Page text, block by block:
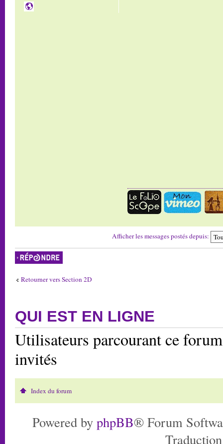
Afficher les messages postés depuis:
Répondre
Retourner vers Section 2D
QUI EST EN LIGNE
Utilisateurs parcourant ce
invités
Index du forum
Powered by phpBB® Forum